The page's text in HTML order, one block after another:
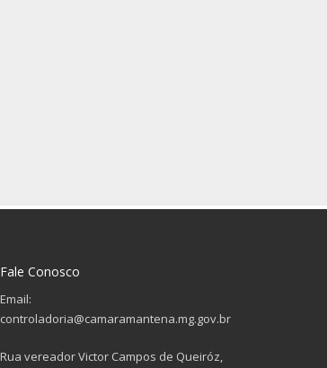
Fale Conosco
Email:
controladoria@camaramantena.mg.gov.br
Rua vereador Victor Campos de Queiróz,